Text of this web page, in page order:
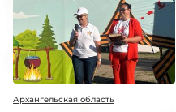
Архангельская область